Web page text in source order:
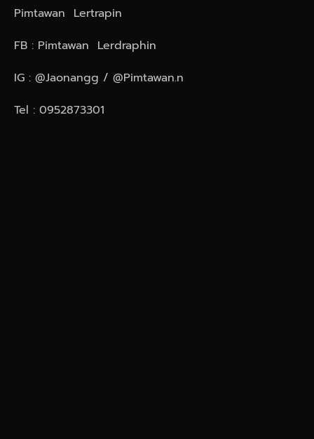
Pimtawan Lertrapin
FB : Pimtawan Lerdraphin
IG : @Jaonangg / @Pimtawan.n
Tel : 0952873301